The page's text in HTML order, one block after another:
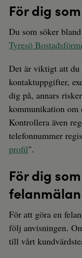
För dig
Du som söker
Tyresö
Det är viktigt att
kontaktuppgifter,
dig på, annars
kommunikation om
Kontrollera även
telefonnummer
profil".
För dig
felanmälan
För att göra en
följ anvisningen.
till vårt